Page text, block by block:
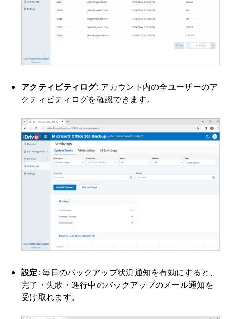
アクティビティログ: アカウント内の全ユーザーのア
クティビティログを確認できます。
設定: 毎日のバックアップ状況通知を有効にすると、
完了・失敗・進行中のバックアップのメール通知を
受け取れます。